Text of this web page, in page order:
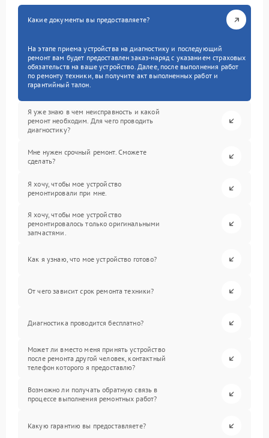
Какие документы вы предоставляете?
На этапе приема устройства на диагностику и последующий
ремонт вам будет предоставлен заказ-наряд с указанием страховых
обязательств на ваше устройство. Далее, после выполнения работ
по ремонту техники, вы получите акт выполненных работ и
гарантийный талон.
Я уже знаю в чем неисправность и какой
ремонт необходим. Для чего проводить
диагностику?
Мне нужен срочный ремонт. Сможете
сделать?
Я хочу, чтобы мое устройство
ремонтировали при мне.
Я хочу, чтобы мое устройство
ремонтировалось только оригинальными
запчастями.
Как я узнаю, что мое устройство готово?
От чего зависит срок ремонта техники?
Диагностика проводится бесплатно?
Может ли вместо меня принять устройство
после ремонта другой человек, контактный
телефон которого я предоставлю?
Возможно ли получать обратную связь в
процессе выполнения ремонтных работ?
Какую гарантию вы предоставляете?